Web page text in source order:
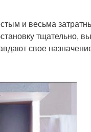
и весьма
тщательно,
свое